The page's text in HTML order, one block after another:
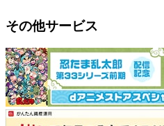
その他サービス